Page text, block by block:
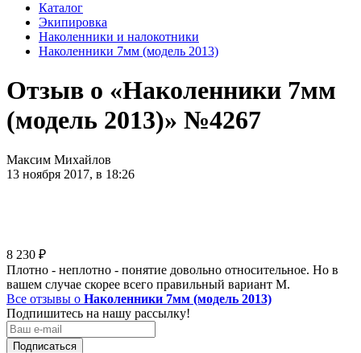
Каталог
Экипировка
Наколенники и налокотники
Наколенники 7мм (модель 2013)
Отзыв о «Наколенники 7мм
(модель 2013)» №4267
Максим Михайлов
13 ноября 2017, в 18:26
8 230 ₽
Плотно - неплотно - понятие довольно относительное. Но в
вашем случае скорее всего правильный вариант М.
Все отзывы о Наколенники 7мм (модель 2013)
Подпишитесь на нашу рассылку!
Подписаться